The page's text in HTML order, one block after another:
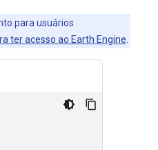
para usuários
ter acesso ao Earth Engine